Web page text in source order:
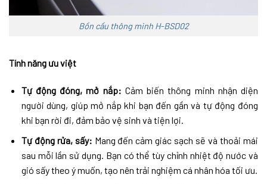
Bồn cầu thông minh H-BSD02
Tính năng ưu việt
Tự động đóng, mở nắp: Cảm biến thông minh nhận diện
người dùng, giúp mở nắp khi bạn đến gần và tự động đóng
khi bạn rời đi, đảm bảo vệ sinh và tiện lợi.
Tự động rửa, sấy: Mang đến cảm giác sạch sẽ và thoải mái
sau mỗi lần sử dụng. Bạn có thể tùy chỉnh nhiệt độ nước và
gió sấy theo ý muốn, tạo nên trải nghiệm cá nhân hóa tối ưu.